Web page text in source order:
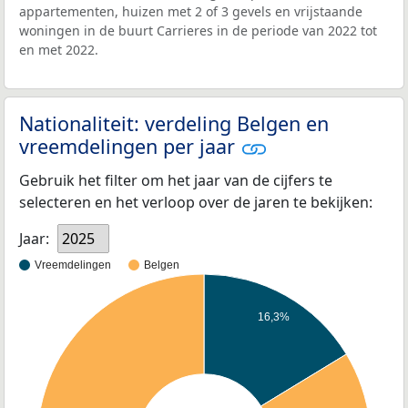
appartementen, huizen met 2 of 3 gevels en vrijstaande
woningen in de buurt Carrieres in de periode van 2022 tot
en met 2022.
Nationaliteit: verdeling Belgen en
vreemdelingen per jaar
Gebruik het filter om het jaar van de cijfers te
selecteren en het verloop over de jaren te bekijken:
Jaar:
2025
Vreemdelingen Belgen
16,3%